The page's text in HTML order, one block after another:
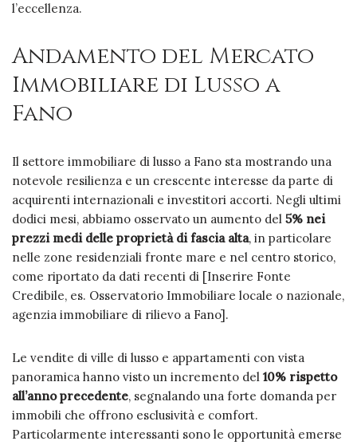
l’eccellenza.
Andamento del Mercato
Immobiliare di Lusso a
Fano
Il settore immobiliare di lusso a Fano sta mostrando una
notevole resilienza e un crescente interesse da parte di
acquirenti internazionali e investitori accorti. Negli ultimi
dodici mesi, abbiamo osservato un aumento del 5% nei
prezzi medi delle proprietà di fascia alta, in particolare
nelle zone residenziali fronte mare e nel centro storico,
come riportato da dati recenti di [Inserire Fonte
Credibile, es. Osservatorio Immobiliare locale o nazionale,
agenzia immobiliare di rilievo a Fano].
Le vendite di ville di lusso e appartamenti con vista
panoramica hanno visto un incremento del 10% rispetto
all’anno precedente, segnalando una forte domanda per
immobili che offrono esclusività e comfort.
Particolarmente interessanti sono le opportunità emerse